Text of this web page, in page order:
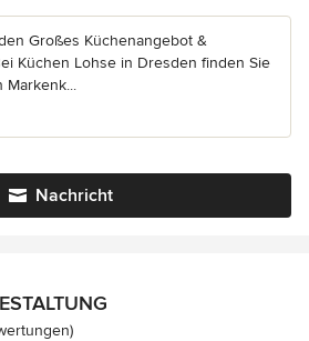
Großes Küchenangebot &
Küchen Lohse in Dresden finden Sie
Markenk...
Nachricht
5 von 5 Sternen